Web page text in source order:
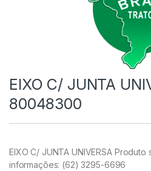
EIXO C/ JUNTA
80048300
EIXO C/ JUNTA UNIVERSA
informações: (62) 3295-6696